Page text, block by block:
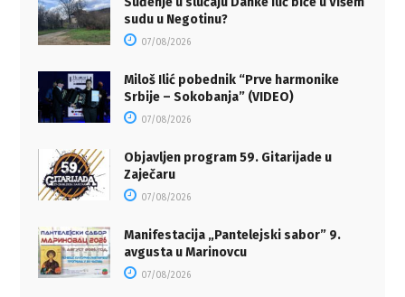
sudu u Negotinu?
07/08/2026
Miloš Ilić pobednik “Prve harmonike
Srbije – Sokobanja” (VIDEO)
07/08/2026
Objavljen program 59. Gitarijade u
Zaječaru
07/08/2026
Manifestacija „Pantelejski sabor” 9.
avgusta u Marinovcu
07/08/2026